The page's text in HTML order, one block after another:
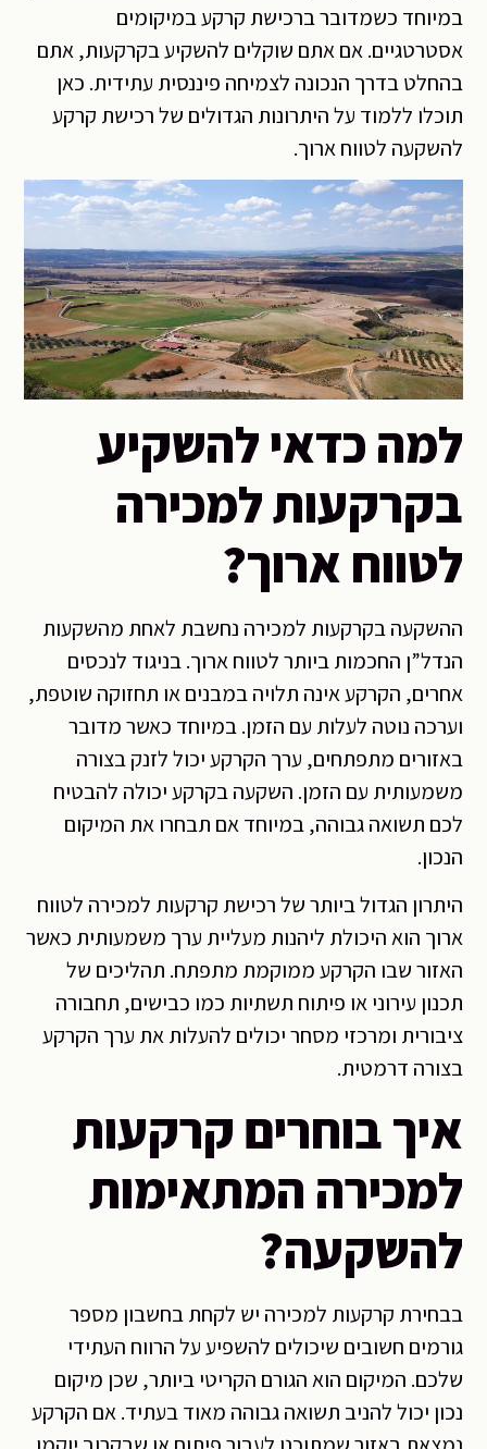
במיוחד כשמדובר ברכישת קרקע במיקומים
אסטרטגיים. אם אתם שוקלים להשקיע בקרקעות, אתם
בהחלט בדרך הנכונה לצמיחה פיננסית עתידית. כאן
תוכלו ללמוד על היתרונות הגדולים של רכישת קרקע
להשקעה לטווח ארוך.
למה כדאי להשקיע
בקרקעות למכירה
לטווח ארוך?
ההשקעה בקרקעות למכירה נחשבת לאחת מהשקעות
הנדל”ן החכמות ביותר לטווח ארוך. בניגוד לנכסים
אחרים, הקרקע אינה תלויה במבנים או תחזוקה שוטפת,
וערכה נוטה לעלות עם הזמן. במיוחד כאשר מדובר
באזורים מתפתחים, ערך הקרקע יכול לזנק בצורה
משמעותית עם הזמן. השקעה בקרקע יכולה להבטיח
לכם תשואה גבוהה, במיוחד אם תבחרו את המיקום
הנכון.
היתרון הגדול ביותר של רכישת קרקעות למכירה לטווח
ארוך הוא היכולת ליהנות מעליית ערך משמעותית כאשר
האזור שבו הקרקע ממוקמת מתפתח. תהליכים של
תכנון עירוני או פיתוח תשתיות כמו כבישים, תחבורה
ציבורית ומרכזי מסחר יכולים להעלות את ערך הקרקע
בצורה דרמטית.
איך בוחרים קרקעות
למכירה המתאימות
להשקעה?
בבחירת קרקעות למכירה יש לקחת בחשבון מספר
גורמים חשובים שיכולים להשפיע על הרווח העתידי
שלכם. המיקום הוא הגורם הקריטי ביותר, שכן מיקום
נכון יכול להניב תשואה גבוהה מאוד בעתיד. אם הקרקע